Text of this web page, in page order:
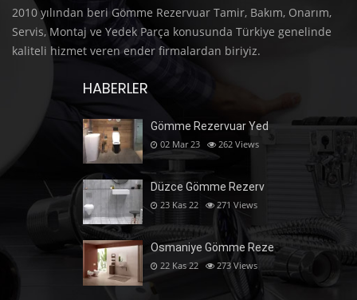
2010 yılından beri Gömme Rezervuar Tamir, Bakım, Onarım,
Servis, Montaj ve Yedek Parça konusunda Türkiye genelinde
kaliteli hizmet veren ender firmalardan biriyiz.
HABERLER
Gömme Rezervuar Yed
02 Mar 23 262 Views
Düzce Gömme Rezerv
23 Kas 22 271 Views
Osmaniye Gömme Reze
22 Kas 22 273 Views